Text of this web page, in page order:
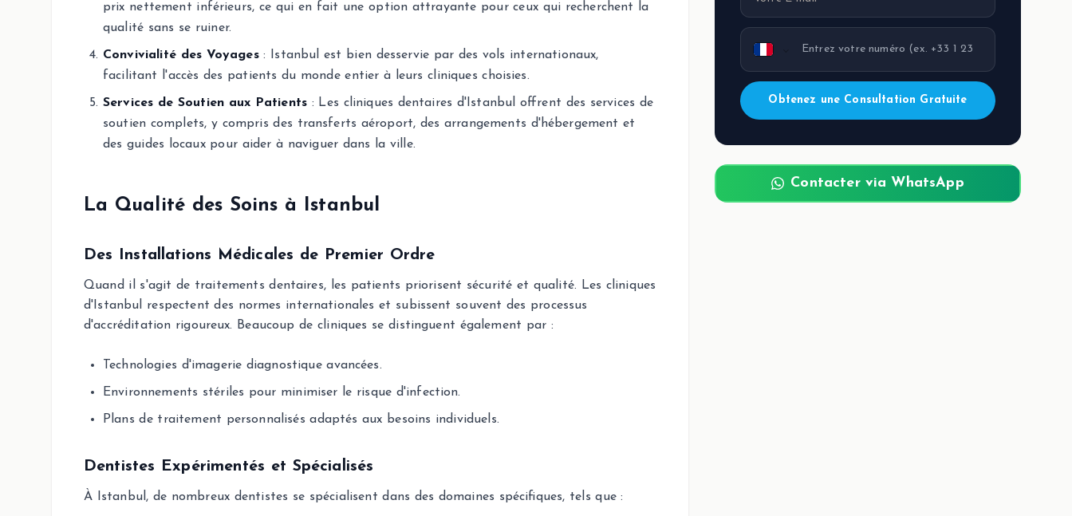
prix nettement inférieurs, ce qui en fait une option attrayante pour ceux qui recherchent la
qualité sans se ruiner.
Convivialité des Voyages: Istanbul est bien desservie par des vols internationaux,
facilitant l'accès des patients du monde entier à leurs cliniques choisies.
Services de Soutien aux Patients : Les cliniques dentaires d'Istanbul offrent des services de
soutien complets, y compris des transferts aéroport, des arrangements d'hébergement et
des guides locaux pour aider à naviguer dans la ville.
La Qualité des Soins à Istanbul
Des Installations Médicales de Premier Ordre
Quand il s'agit de traitements dentaires, les patients priorisent sécurité et qualité. Les cliniques
d'Istanbul respectent des normes internationales et subissent souvent des processus
d'accréditation rigoureux. Beaucoup de cliniques se distinguent également par :
Technologies d'imagerie diagnostique avancées.
Environnements stériles pour minimiser le risque d'infection.
Plans de traitement personnalisés adaptés aux besoins individuels.
Dentistes Expérimentés et Spécialisés
À Istanbul, de nombreux dentistes se spécialisent dans des domaines spécifiques, tels que :
Obtenez une Consultation Gratuite
Contacter via WhatsApp